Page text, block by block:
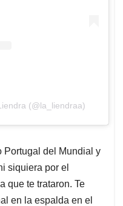
(@la_liendraa)
Portugal del Mundial y
siquiera por el
que te trataron. Te
en la espalda en el